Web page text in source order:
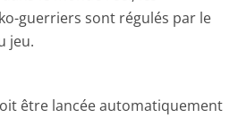
guerriers sont régulés par le
jeu.
être lancée automatiquement